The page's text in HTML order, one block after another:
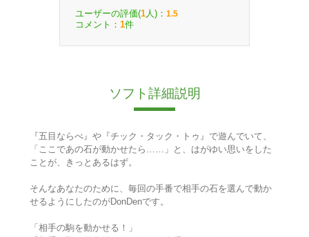
ユーザーの評価(1 人)： 1.5
コメント： 1件
ソフト詳細説明
『五目ならべ』や『チック・タック・トゥ』で遊んでいて、
「ここであの石が動かせたら……」と、はがゆい思いをした
ことが、きっとあるはず。
そんなあなたのために、毎回の手番で相手の石を選んで動か
せるようにしたのがDonDenです。
「相手の駒を動かせる！」